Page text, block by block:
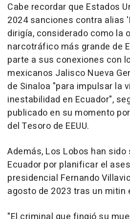
Cabe recordar que Estados
2024 sanciones contra alias
dirigía, considerado como la
narcotráfico más grande de
parte a sus conexiones con
mexicanos Jalisco Nueva
de Sinaloa "para impulsar la
inestabilidad en Ecuador",
publicado en su momento
del Tesoro de EEUU.
Además, Los Lobos han sido
Ecuador por planificar el
presidencial Fernando
agosto de 2023 tras un mitin